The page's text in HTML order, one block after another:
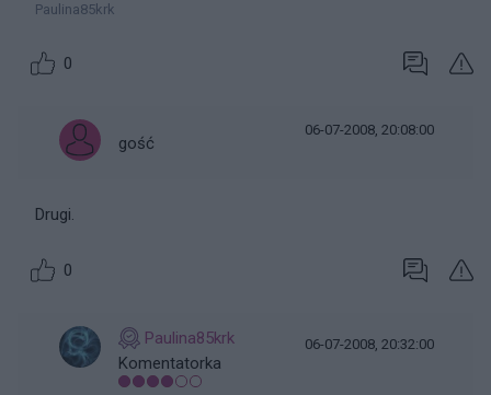
Paulina85krk
0
gość
06-07-2008, 20:08:00
Drugi.
0
Paulina85krk
Komentatorka
06-07-2008, 20:32:00